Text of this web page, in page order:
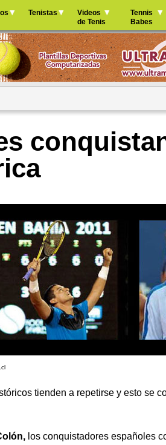
Jump to
Tenistas
Videos
de Tenis
Tennis
Babes
tienden a repetirse y esto se
los conquistadores españoles